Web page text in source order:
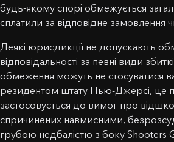
будь-якому спорі обмежується
сплатили за відповідне замовлення
Деякі юрисдикції не допускають
відповідальності за певні види
обмеження можуть не стосуватися
резидентом штату Нью-Джерсі, це
застосовується до вимог про
спричинених навмисними,
грубою недбалістю з боку Shooters